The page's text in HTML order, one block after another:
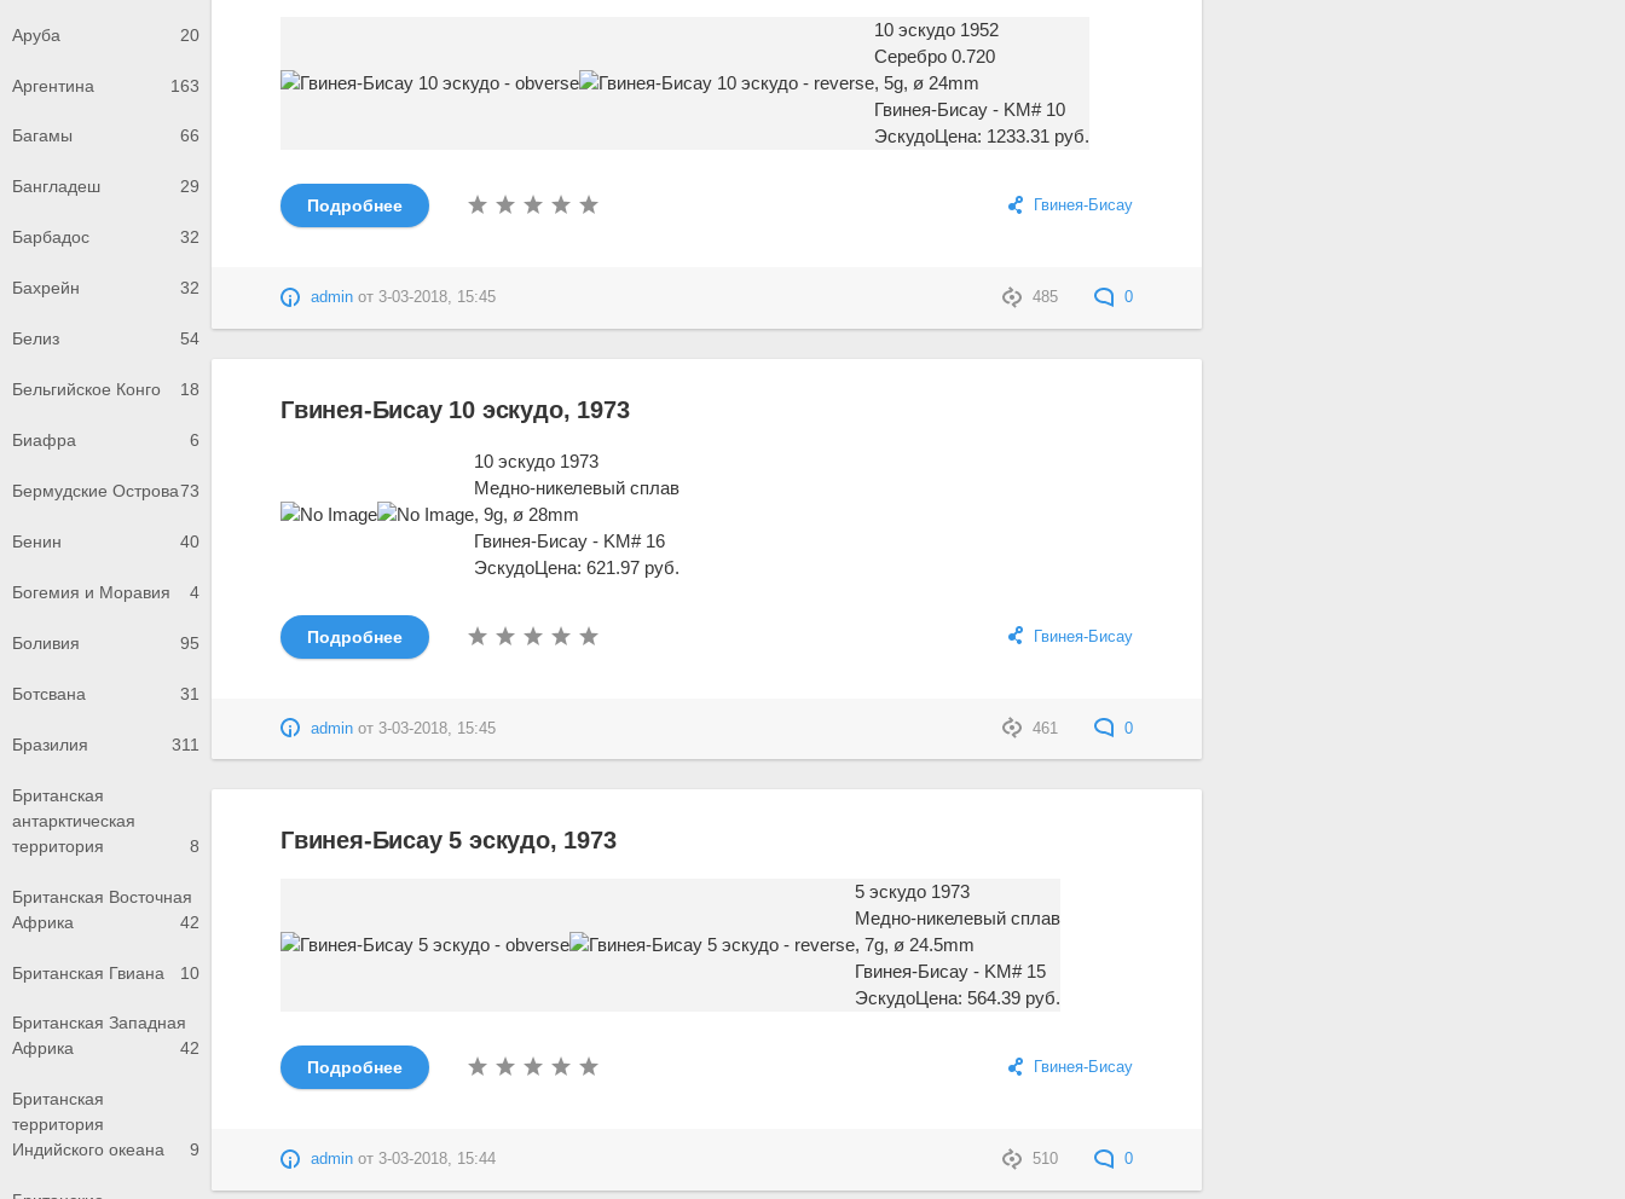
Аруба 20
Аргентина 163
Багамы 66
Бангладеш 29
Барбадос 32
Бахрейн 32
Белиз 54
Бельгийское Конго 18
Биафра 6
Бермудские Острова73
Бенин 40
Богемия и Моравия 4
Боливия 95
Ботсвана 31
Бразилия 311
Британская
антарктическая
территория
8
Британская Восточная
Африка
42
Британская Гвиана 10
Британская Западная
Африка
42
Британская
территория
Индийского океана
9
10 эскудо 1952
Серебро 0.720
, 5g, ø 24mm
Гвинея-Бисау - KM# 10
ЭскудоЦена: 1233.31 руб.
Гвинея-Бисау
Подробнее
485 0
admin от 3-03-2018, 15:45
Гвинея-Бисау 10 эскудо, 1973
10 эскудо 1973
Медно-никелевый сплав
, 9g, ø 28mm
Гвинея-Бисау - KM# 16
ЭскудоЦена: 621.97 руб.
Гвинея-Бисау
Подробнее
461 0
admin от 3-03-2018, 15:45
Гвинея-Бисау 5 эскудо, 1973
5 эскудо 1973
Медно-никелевый сплав
, 7g, ø 24.5mm
Гвинея-Бисау - KM# 15
ЭскудоЦена: 564.39 руб.
Гвинея-Бисау
Подробнее
510 0
admin от 3-03-2018, 15:44